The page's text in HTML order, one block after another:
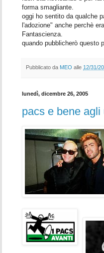
forma smagliante.
oggi ho sentito da qualche
l'adozione" anche perchè
Fantascienza.
quando pubblicherò questo
Pubblicato da MEO alle 12/31/
lunedì, dicembre 26, 2005
pacs e bene